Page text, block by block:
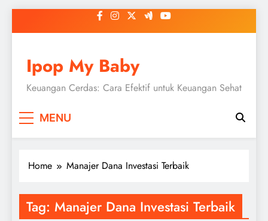
to
Ipop My Baby
Keuangan Cerdas: Cara Efektif untuk Keuangan Sehat
MENU
Home Manajer Dana Investasi Terbaik
Tag: Manajer Dana Investasi Terbaik